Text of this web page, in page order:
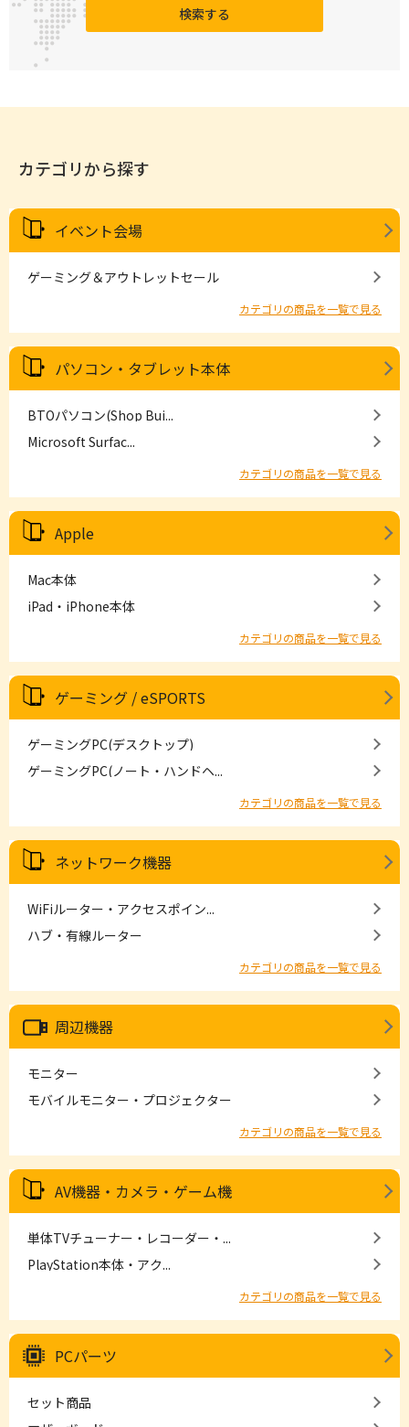
検索する
カテゴリから探す
イベント会場
ゲーミング＆アウトレットセール
カテゴリの商品を一覧で見る
パソコン・タブレット本体
BTOパソコン(Shop Bui...
Microsoft Surfac...
カテゴリの商品を一覧で見る
Apple
Mac本体
iPad・iPhone本体
カテゴリの商品を一覧で見る
ゲーミング / eSPORTS
ゲーミングPC(デスクトップ)
ゲーミングPC(ノート・ハンドヘ...
カテゴリの商品を一覧で見る
ネットワーク機器
WiFiルーター・アクセスポイン...
ハブ・有線ルーター
カテゴリの商品を一覧で見る
周辺機器
モニター
モバイルモニター・プロジェクター
カテゴリの商品を一覧で見る
AV機器・カメラ・ゲーム機
単体TVチューナー・レコーダー・...
PlayStation本体・アク...
カテゴリの商品を一覧で見る
PCパーツ
セット商品